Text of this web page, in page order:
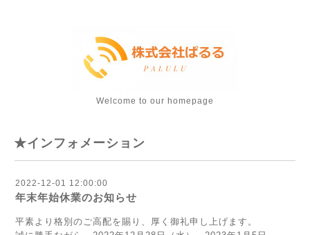
Welcome to our homepage
★インフォメーション
2022-12-01 12:00:00
年末年始休業のお知らせ
平素より格別のご高配を賜り、厚く御礼申し上げます。